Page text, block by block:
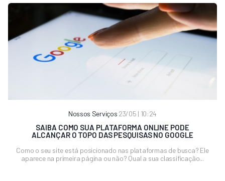
Nossos Serviços 23/05 | 10:24
SAIBA COMO SUA PLATAFORMA ONLINE PODE
ALCANÇAR O TOPO DAS PESQUISAS NO GOOGLE
Como o seu site está posicionado nas plataformas de busca? Ele
aparece na primeira página ou não? Qual a sua classificação...